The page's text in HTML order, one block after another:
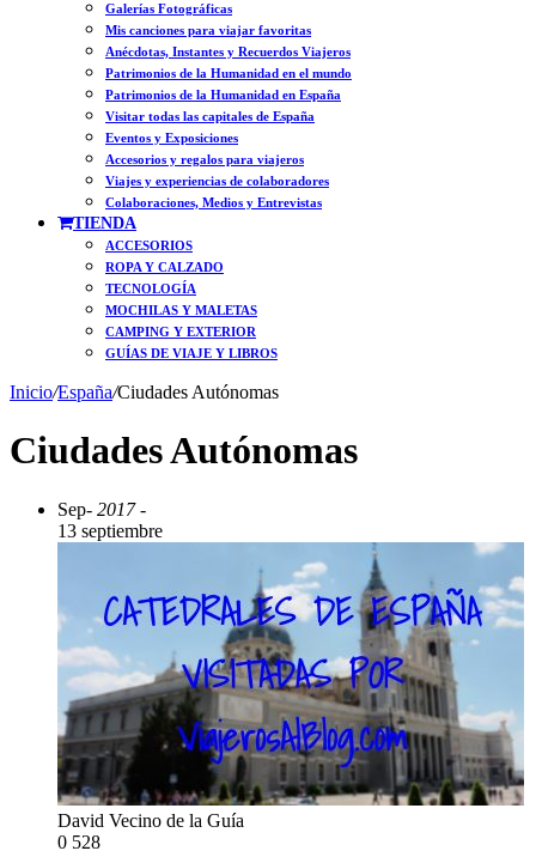
Galerías Fotográficas
Mis canciones para viajar favoritas
Anécdotas, Instantes y Recuerdos Viajeros
Patrimonios de la Humanidad en el mundo
Patrimonios de la Humanidad en España
Visitar todas las capitales de España
Eventos y Exposiciones
Accesorios y regalos para viajeros
Viajes y experiencias de colaboradores
Colaboraciones, Medios y Entrevistas
TIENDA
ACCESORIOS
ROPA Y CALZADO
TECNOLOGÍA
MOCHILAS Y MALETAS
CAMPING Y EXTERIOR
GUÍAS DE VIAJE Y LIBROS
Inicio/España/Ciudades Autónomas
Ciudades Autónomas
Sep- 2017 -
13 septiembre
David Vecino de la Guía
0 528